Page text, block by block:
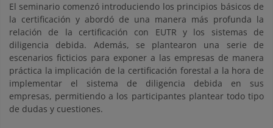
El seminario comenzó introduciendo los principios básicos de
la certificación y abordó de una manera más profunda la
relación de la certificación con EUTR y los sistemas de
diligencia debida. Además, se plantearon una serie de
escenarios ficticios para exponer a las empresas de manera
práctica la implicación de la certificación forestal a la hora de
implementar el sistema de diligencia debida en sus
empresas, permitiendo a los participantes plantear todo tipo
de dudas y cuestiones.